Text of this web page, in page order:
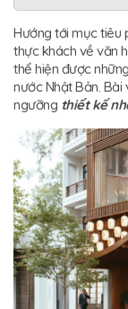
Hướng tới mục tiêu
thực khách về văn
thể hiện được
nước Nhật Bản. Bài
ngưỡng thiết kế